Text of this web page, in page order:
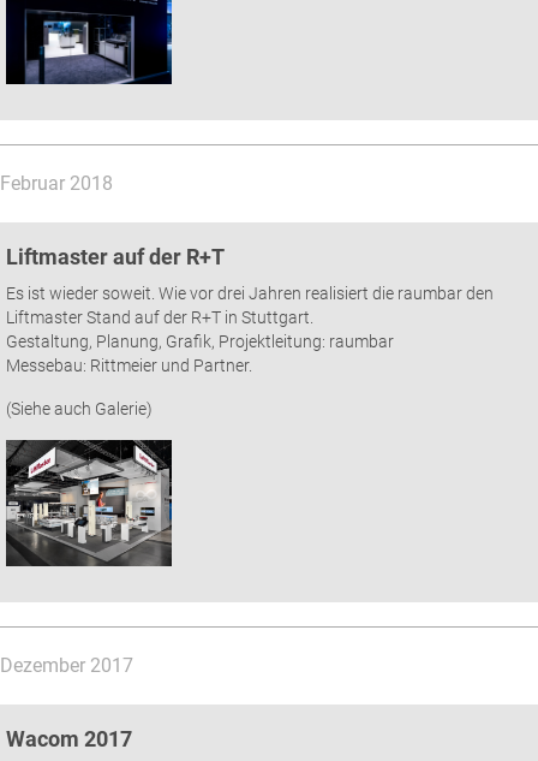
Februar 2018
Liftmaster auf der R+T
Es ist wieder soweit. Wie vor drei Jahren realisiert die raumbar den
Liftmaster Stand auf der R+T in Stuttgart.
Gestaltung, Planung, Grafik, Projektleitung: raumbar
Messebau: Rittmeier und Partner.
(Siehe auch Galerie)
Dezember 2017
Wacom 2017